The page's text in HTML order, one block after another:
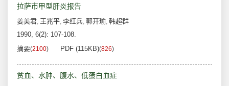
拉萨市甲型肝炎报告
姜美君, 王兆平, 李红兵, 郭开瑜, 韩超群
1990, 6(2): 107-108.
摘要(2100) PDF (115KB)(826)
贫血、水肿、腹水、低蛋白血症